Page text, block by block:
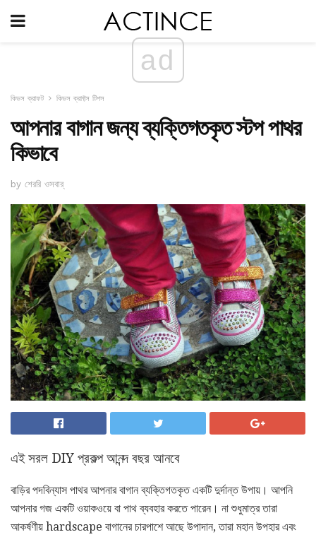
ad
কিডস ক্রাফট কিডস ক্রাফ্টস টিপস
আপনার বাগান জন্য ব্যক্তিগতকৃত স্টপ পাথর
কিভাবে
by শেররি ওসবার্
এই সরল DIY প্রকল্প আনন্দ বছর আনবে
বাড়ির পদবিন্যাস পাথর আপনার বাগান ব্যক্তিগতকৃত একটি দুর্দান্ত উপায়। আপনি
আপনার গজ একটি ওয়াকওয়ে বা পাথ ব্যবহার করতে পারেন। না শুধুমাত্র তারা
আকর্ষণীয় hardscape বাগানের চারপাশে আছে উপাদান, তারা মহান উপহার এবং